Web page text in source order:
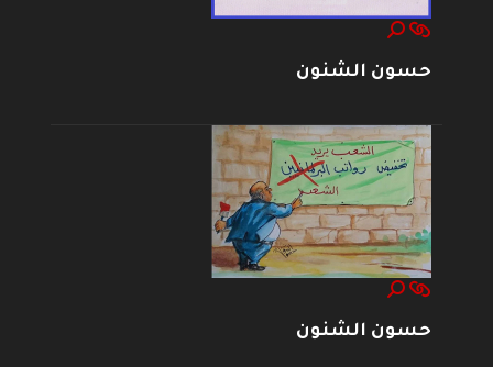
حسون الشنون
حسون الشنون